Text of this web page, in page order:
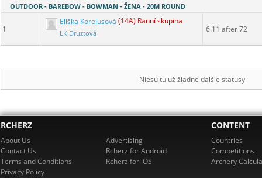
OUTDOOR - BAREBOW - BOWMAN - ŽENA - 20M ROUND
1
Eliška Korelusová (14A) Ranní skupina
LK Druztová 6.11 after 72
Niesú tu už žiadne ďalšie statusy
RCHERZ
About Us
Contact Us
Terms and Conditions
Privacy Policy
Advertising
Rcherz for Android
Rcherz for iOS
CONTENT
Countries
Competitions
Archery